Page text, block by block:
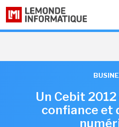
Un Cebit
confiance et